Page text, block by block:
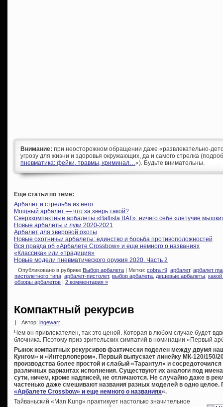
Внимание: при неосторожном обращении даже «развлекательно-
угрозу для жизни и здоровья окружающих, да и самого стрелка
пневматика: фейки, травмы, криминал…«). Будьте внимательны.
Еще статьи по теме:
Арбалет и стрельба из него
Мощный арбалет — что за зверь такой?
Сверхкомпактные арбалеты «Ballista BAT»: ничего себе «летучие
Новые арбалеты и луки 2020-2021
Арбалет для зверовой охоты
Новые охотничьи арбалеты: единство и борьба противоположностей
Вся правда об «Арбалете Crossbow» и еще немного о названиях
«Классика» или «традиция»
Новые модели пневматического оружия 2020. Часть 2
Опубликовано в рубрике Выбор арбалета | Метки: cobra r9 арбалет, арбалет
пистолетного типа арбалет-пистолет, выбор арбалета дешевые арбалеты
обзоры арбалетов | 2 комментария »
Компактный рекурсив
| Автор: ingewarr
Чем он привлекателен, так это ценой. Которая в любом случае будет
блочника. Поэтому приз зрительских симпатий в номинации «Первый
Рынок компактных рекурсивов фактически поделен между двумя
Кунгом» и «Интерлопером». Первый выпускает линейку МК-120/150/
производства более простой и слабый «Тарантул» и
различных вариантах исполнения. Существуют их аналоги под
сути, ничем, кроме надписей, не отличаются. Не случайно даже в
частенько даже смешивают названия разных моделей в одно целое.
«Арбалете Crossbow» и еще немного о названиях«.
Тайваньский «Man Kung» практикует настолько значительное